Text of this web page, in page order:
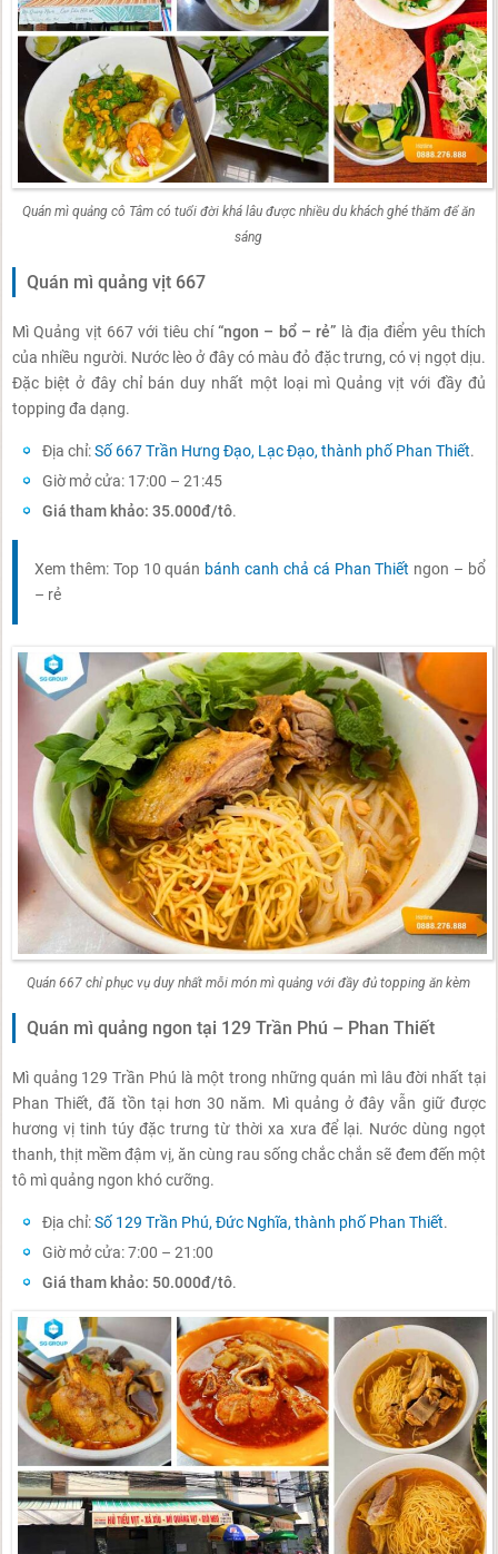
Quán mì quảng cô Tâm có tuổi đời khá lâu được nhiều du khách ghé thăm để ăn
sáng
Quán mì quảng vịt 667
Mì Quảng vịt 667 với tiêu chí“ngon – bổ – rẻ” là địa điểm yêu thích
của nhiều người. Nước lèo ở đây có màu đỏ đặc trưng, có vị ngọt dịu.
Đặc biệt ở đây chỉ bán duy nhất một loại mì Quảng vịt với đầy đủ
topping đa dạng.
Địa chỉ:Số 667 Trần Hưng Đạo, Lạc Đạo, thành phố Phan Thiết.
Giờ mở cửa: 17:00 – 21:45
Giá tham khảo: 35.000đ/tô.
Xem thêm: Top 10 quán bánh canh chả cá Phan Thiết ngon – bổ
– rẻ
Quán 667 chỉ phục vụ duy nhất mỗi món mì quảng với đầy đủ topping ăn kèm
Quán mì quảng ngon tại 129 Trần Phú – Phan Thiết
Mì quảng 129 Trần Phú là một trong những quán mì lâu đời nhất tại
Phan Thiết, đã tồn tại hơn 30 năm. Mì quảng ở đây vẫn giữ được
hương vị tinh túy đặc trưng từ thời xa xưa để lại. Nước dùng ngọt
thanh, thịt mềm đậm vị, ăn cùng rau sống chắc chắn sẽ đem đến một
tô mì quảng ngon khó cưỡng.
Địa chỉ:Số 129 Trần Phú, Đức Nghĩa, thành phố Phan Thiết.
Giờ mở cửa: 7:00 – 21:00
Giá tham khảo: 50.000đ/tô.